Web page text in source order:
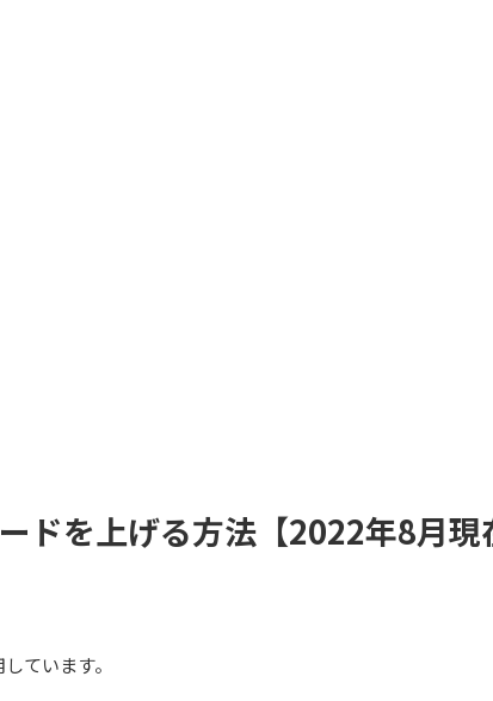
ドを上げる方法【2022年8月現
ています。